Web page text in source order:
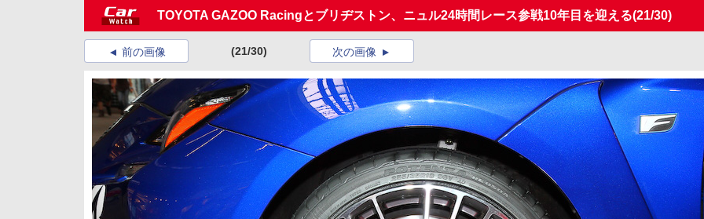
TOYOTA GAZOO Racingとブリヂストン、ニュル24時間レース参戦10年目を迎える(21/30)
前の画像 (21/30) 次の画像